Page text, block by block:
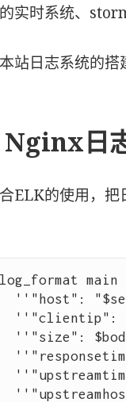
实时系统、
站日志系统的搭
Nginx日
ELK的使用，